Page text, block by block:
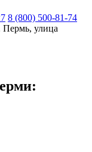
8 (800) 500-81-74
Пермь, улица